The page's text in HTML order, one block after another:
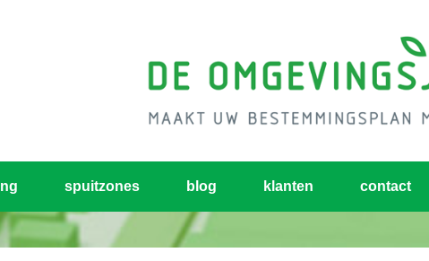
spuitzones blog klanten contact